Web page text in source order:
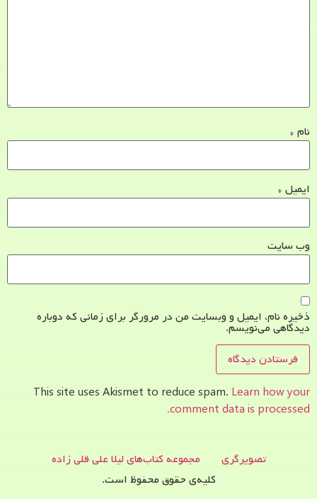
نام *
ایمیل *
وب‌ سایت
ذخیره نام، ایمیل و وبسایت من در مرورگر برای زمانی که دوباره
دیدگاهی می‌نویسم.
This site uses Akismet to reduce spam. Learn how your
comment data is processed.
تصویرگری
مجموعه کتاب‌های لیلا علی قلی زاده
کلیه‌ی حقوق محفوظ است.